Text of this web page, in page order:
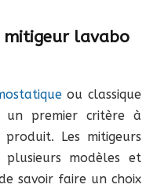
mitigeur lavabo
ou classique
un premier critère à
Les mitigeurs
modèles et
savoir faire un choix